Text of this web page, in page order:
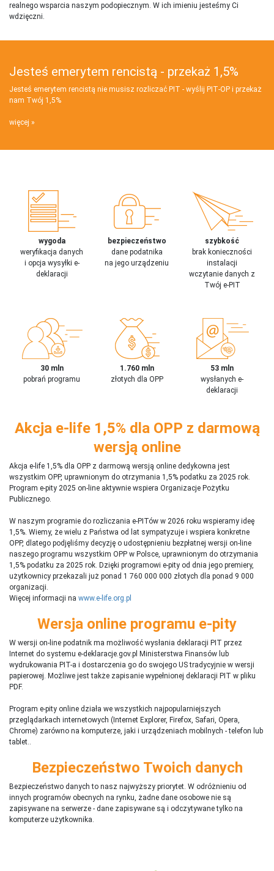
realnego wsparcia naszym podopiecznym. W ich imieniu jesteśmy Ci
wdzięczni.
Jesteś emerytem rencistą - przekaż 1,5%
Jesteś emerytem rencistą nie musisz rozliczać PIT - wyślij PIT‑OP i przekaż
nam Twój 1,5%
więcej
wygoda
weryfikacja danych
i opcja wysyłki e-
deklaracji
bezpieczeństwo
dane podatnika
na jego urządzeniu
szybkość
brak konieczności
instalacji
wczytanie danych z
Twój e-PIT
30 mln
pobrań programu
1.760 mln
złotych dla OPP
53 mln
wysłanych e-
deklaracji
Akcja e-life 1,5% dla OPP z darmową
wersją online
Akcja e-life 1,5% dla OPP z darmową wersją online dedykowna jest
wszystkim OPP, uprawnionym do otrzymania 1,5% podatku za 2025 rok.
Program e-pity 2025 on-line aktywnie wspiera Organizacje Pożytku
Publicznego.
W naszym programie do rozliczania e-PITów w 2026 roku wspieramy ideę
1,5%. Wiemy, że wielu z Państwa od lat sympatyzuje i wspiera konkretne
OPP, dlatego podjęliśmy decyzję o udostępnieniu bezpłatnej wersji on-line
naszego programu wszystkim OPP w Polsce, uprawnionym do otrzymania
1,5% podatku za 2025 rok. Dzięki programowi e-pity od dnia jego premiery,
użytkownicy przekazali już ponad 1 760 000 000 złotych dla ponad 9 000
organizacji.
Więcej informacji na www.e-life.org.pl
Wersja online programu e-pity
W wersji on-line podatnik ma możliwość wysłania deklaracji PIT przez
Internet do systemu e-deklaracje.gov.pl Ministerstwa Finansów lub
wydrukowania PIT-a i dostarczenia go do swojego US tradycyjnie w wersji
papierowej. Możliwe jest także zapisanie wypełnionej deklaracji PIT w pliku
PDF.
Program e-pity online działa we wszystkich najpopularniejszych
przeglądarkach internetowych (Internet Explorer, Firefox, Safari, Opera,
Chrome) zarówno na komputerze, jaki i urządzeniach mobilnych - telefon lub
tablet..
Bezpieczeństwo Twoich danych
Bezpieczeństwo danych to nasz najwyższy priorytet. W odróżnieniu od
innych programów obecnych na rynku, żadne dane osobowe nie są
zapisywane na serwerze - dane zapisywane są i odczytywane tylko na
komputerze użytkownika.